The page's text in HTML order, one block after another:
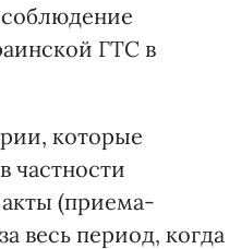
ГТС в
которые
частности
(приема-
весь период, когда